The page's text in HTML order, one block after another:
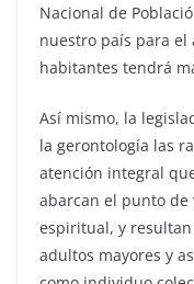
Nacional de
nuestro país para el
habitantes tendrá
Así mismo, la
la gerontología las
atención integral
abarcan el punto de
espiritual, y
adultos mayores y